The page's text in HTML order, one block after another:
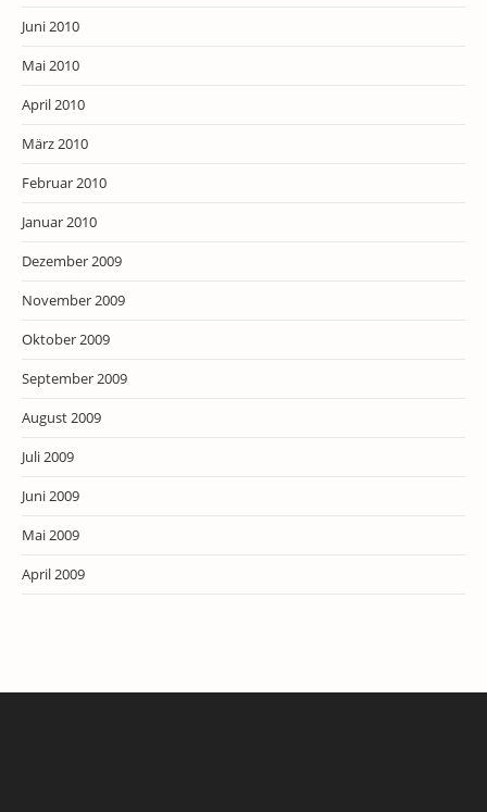
Juni 2010
Mai 2010
April 2010
März 2010
Februar 2010
Januar 2010
Dezember 2009
November 2009
Oktober 2009
September 2009
August 2009
Juli 2009
Juni 2009
Mai 2009
April 2009